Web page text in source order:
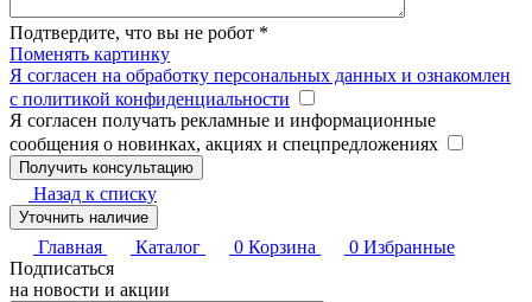
Подтвердите, что вы не робот *
Поменять картинку
Я согласен на обработку персональных данных и ознакомлен
с политикой конфиденциальности
Я согласен получать рекламные и информационные
сообщения о новинках, акциях и спецпредложениях
Назад к списку
Уточнить наличие
Главная Каталог 0 Корзина 0 Избранные
Подписаться
на новости и акции